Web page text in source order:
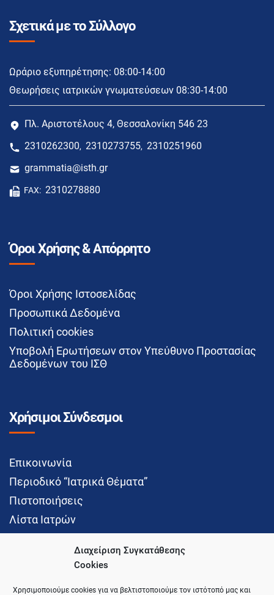
Διαχείριση Συγκατάθεσης
Cookies
Χρησιμοποιούμε cookies για να βελτιστοποιούμε τον ιστότοπό μας και
Σχετικά με το Σύλλογο
Ωράριο εξυπηρέτησης: 08:00-14:00
Θεωρήσεις ιατρικών γνωματεύσεων 08:30-14:00
Πλ. Αριστοτέλους 4, Θεσσαλονίκη 546 23
2310262300, 2310273755, 2310251960
grammatia@isth.gr
FAX: 2310278880
Όροι Χρήσης & Απόρρητο
Όροι Χρήσης Ιστοσελίδας
Προσωπικά Δεδομένα
Πολιτική cookies
Υποβολή Ερωτήσεων στον Υπεύθυνο Προστασίας
Δεδομένων του ΙΣΘ
Χρήσιμοι Σύνδεσμοι
Επικοινωνία
Περιοδικό “Ιατρικά Θέματα”
Πιστοποιήσεις
Λίστα Ιατρών
Social Media